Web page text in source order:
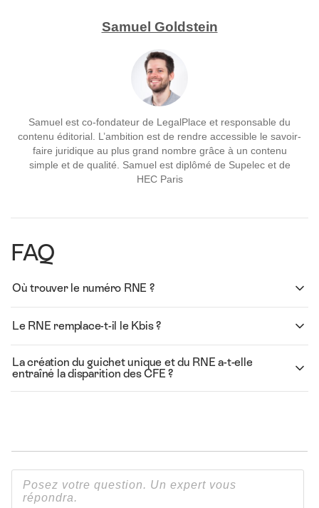
Samuel Goldstein
Samuel est co-fondateur de LegalPlace et responsable du
contenu éditorial. L’ambition est de rendre accessible le savoir-
faire juridique au plus grand nombre grâce à un contenu
simple et de qualité. Samuel est diplômé de Supelec et de
HEC Paris
FAQ
Où trouver le numéro RNE ?
Le RNE remplace-t-il le Kbis ?
La création du guichet unique et du RNE a-t-elle
entraîné la disparition des CFE ?